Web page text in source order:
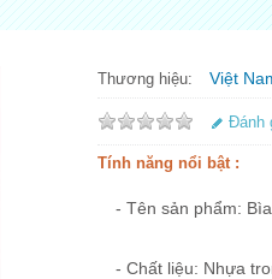
Thương hiệu: Việt
Đánh
Tính năng nổi bật :
- Tên sản phẩm:
- Chất liệu: Nhựa